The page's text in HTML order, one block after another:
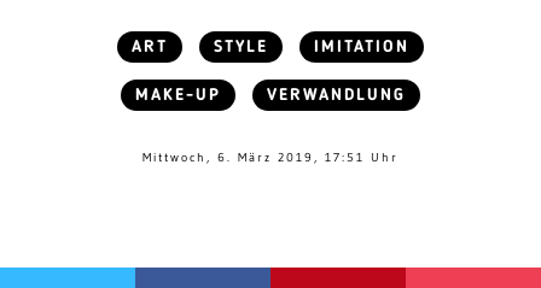
ART STYLE IMITATION
MAKE-UP VERWANDLUNG
Mittwoch, 6. März 2019, 17:51 Uhr